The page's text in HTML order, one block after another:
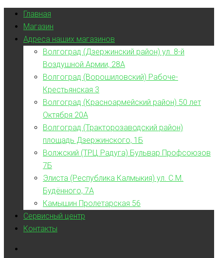
Главная
Магазин
Адреса наших магазинов
Волгоград (Дзержинский район) ул. 8-й
Воздушной Армии, 28А
Волгоград (Ворошиловский) Рабоче-
Крестьянская 3
Волгоград (Красноармейский район) 50 лет
Октября 20А
Волгоград (Тракторозаводский район)
площадь Дзержинского, 1Б
Волжский (ТРЦ Радуга) Бульвар Профсоюзов
7Б
Элиста (Республика Калмыкия) ул. С.М.
Будённого, 7А
Камышин Пролетарская 56
Сервисный центр
Контакты